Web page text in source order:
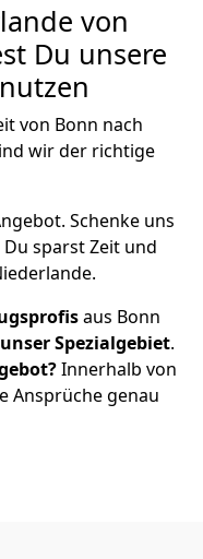
von
Du unsere
von Bonn nach
wir der richtige
Schenke uns
sparst Zeit und
aus Bonn
unser Spezialgebiet.
Innerhalb von
Ansprüche genau